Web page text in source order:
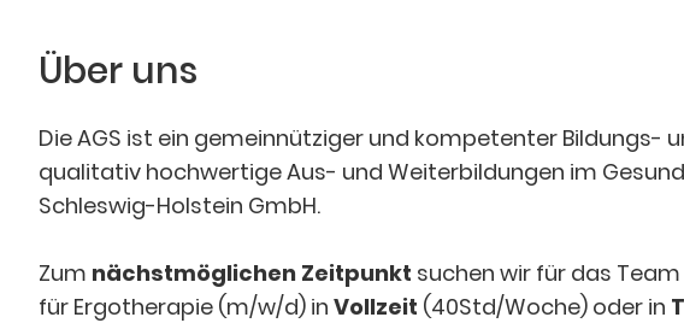
Über uns
Die AGS ist ein gemeinnütziger und kompetenter
qualitativ hochwertige Aus- und Weiterbildungen im
Schleswig-Holstein GmbH.
Zum nächstmöglichen Zeitpunkt suchen wir für das
für Ergotherapie (m/w/d) in Vollzeit (40Std/Woche) oder in